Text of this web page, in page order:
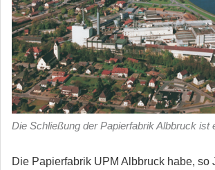
Die Schließung der Papierfabrik Albbruck ist
Die Papierfabrik UPM Albbruck habe, so